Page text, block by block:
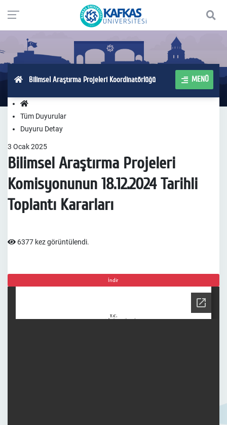
Bilimsel Araştırma Projeleri Koordinatörlüğü MENÜ
Tüm Duyurular
Duyuru Detay
3 Ocak2025
Bilimsel Araştırma Projeleri
Komisyonunun 18.12.2024 Tarihli
Toplantı Kararları
6377 kez görüntülendi.
İndir